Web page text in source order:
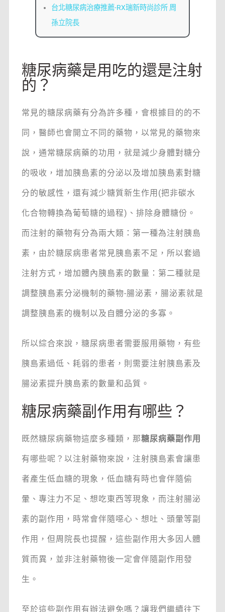
台北糖尿病治療推薦-RX瑞新時尚診所 周
孫立院長
糖尿病藥是用吃的還是注射
的？
常見的糖尿病藥有分為許多種，會根據目的的不
同，醫師也會開立不同的藥物，以常見的藥物來
說，通常糖尿病藥的功用，就是減少身體對糖分
的吸收，增加胰島素的分泌以及增加胰島素對糖
分的敏感性，還有減少糖質新生作用(把非碳水
化合物轉換為葡萄糖的過程)、排除身體糖份。
而注射的藥物有分為兩大類：第一種為注射胰島
素，由於糖尿病患者常見胰島素不足，所以套過
注射方式，增加體內胰島素的數量：第二種就是
調整胰島素分泌機制的藥物-腸泌素，腸泌素就是
調整胰島素的機制以及自體分泌的多寡。
所以綜合來說，糖尿病患者需要服用藥物，有些
胰島素過低、耗弱的患者，則需要注射胰島素及
腸泌素提升胰島素的數量和品質。
糖尿病藥副作用有哪些？
既然糖尿病藥物這麼多種類，那糖尿病藥副作用
有哪些呢？以注射藥物來說，注射胰島素會讓患
者產生低血糖的現象，低血糖有時也會伴隨偷
暈、專注力不足、想吃東西等現象，而注射腸泌
素的副作用，時常會伴隨噁心、想吐、頭暈等副
作用，但周院長也提醒，這些副作用大多因人體
質而異，並非注射藥物後一定會伴隨副作用發
生。
至於這些副作用有辦法避免嗎？讓我們繼續往下